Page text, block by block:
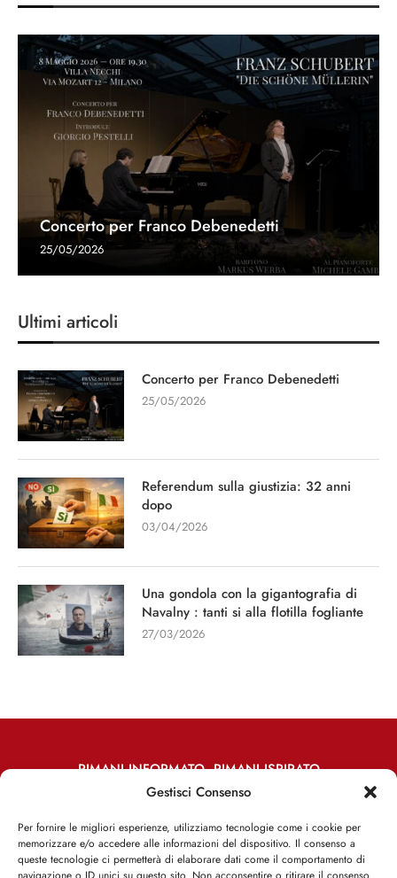
Gestisci Consenso
Per fornire le migliori esperienze, utilizziamo tecnologie come i cookie per
memorizzare e/o accedere alle informazioni del dispositivo. Il consenso a
queste tecnologie ci permetterà di elaborare dati come il comportamento di
Concerto per Franco Debenedetti
25/05/2026
Ultimi articoli
Concerto per Franco Debenedetti
25/05/2026
Referendum sulla giustizia: 32 anni
dopo
03/04/2026
Una gondola con la gigantografia di
Navalny : tanti si alla flotilla fogliante
27/03/2026
RIMANI INFORMATO, RIMANI ISPIRATO
Iscriviti alla Newsletter
ISCRIVITI ADESSO